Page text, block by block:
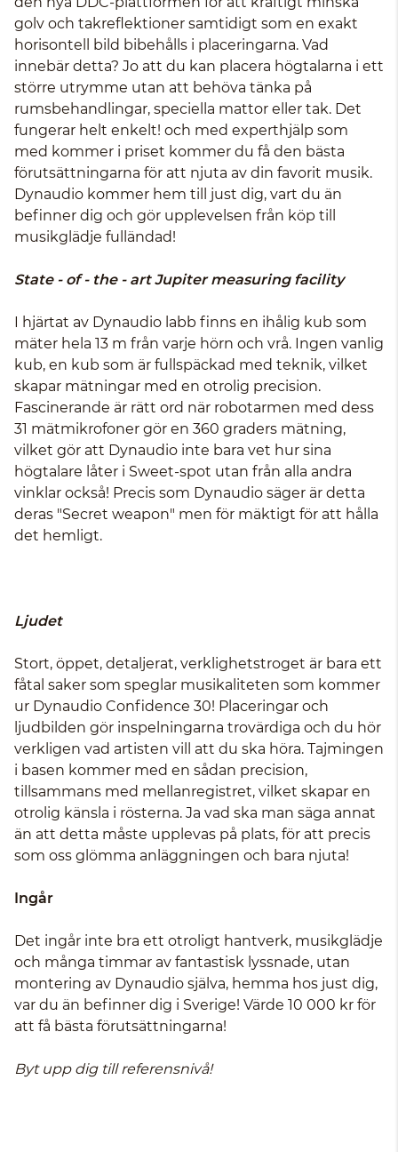
golv och takreflektioner samtidigt som en exakt
horisontell bild bibehålls i placeringarna. Vad
innebär detta? Jo att du kan placera högtalarna i ett
större utrymme utan att behöva tänka på
rumsbehandlingar, speciella mattor eller tak. Det
fungerar helt enkelt! och med experthjälp som
med kommer i priset kommer du få den bästa
förutsättningarna för att njuta av din favorit musik.
Dynaudio kommer hem till just dig, vart du än
befinner dig och gör upplevelsen från köp till
musikglädje fulländad!
State - of - the - art Jupiter measuring facility
I hjärtat av Dynaudio labb finns en ihålig kub som
mäter hela 13 m från varje hörn och vrå. Ingen vanlig
kub, en kub som är fullspäckad med teknik, vilket
skapar mätningar med en otrolig precision.
Fascinerande är rätt ord när robotarmen med dess
31 mätmikrofoner gör en 360 graders mätning,
vilket gör att Dynaudio inte bara vet hur sina
högtalare låter i Sweet-spot utan från alla andra
vinklar också! Precis som Dynaudio säger är detta
deras "Secret weapon" men för mäktigt för att hålla
det hemligt.
Ljudet
Stort, öppet, detaljerat, verklighetstroget är bara ett
fåtal saker som speglar musikaliteten som kommer
ur Dynaudio Confidence 30! Placeringar och
ljudbilden gör inspelningarna trovärdiga och du hör
verkligen vad artisten vill att du ska höra. Tajmingen
i basen kommer med en sådan precision,
tillsammans med mellanregistret, vilket skapar en
otrolig känsla i rösterna. Ja vad ska man säga annat
än att detta måste upplevas på plats, för att precis
som oss glömma anläggningen och bara njuta!
Ingår
Det ingår inte bra ett otroligt hantverk, musikglädje
och många timmar av fantastisk lyssnade, utan
montering av Dynaudio själva, hemma hos just dig,
var du än befinner dig i Sverige! Värde 10 000 kr för
att få bästa förutsättningarna!
Byt upp dig till referensnivå!